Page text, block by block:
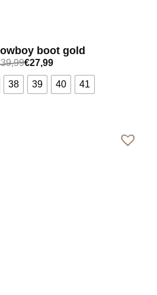
boot gold
39,99€27,99
38 39 40 41